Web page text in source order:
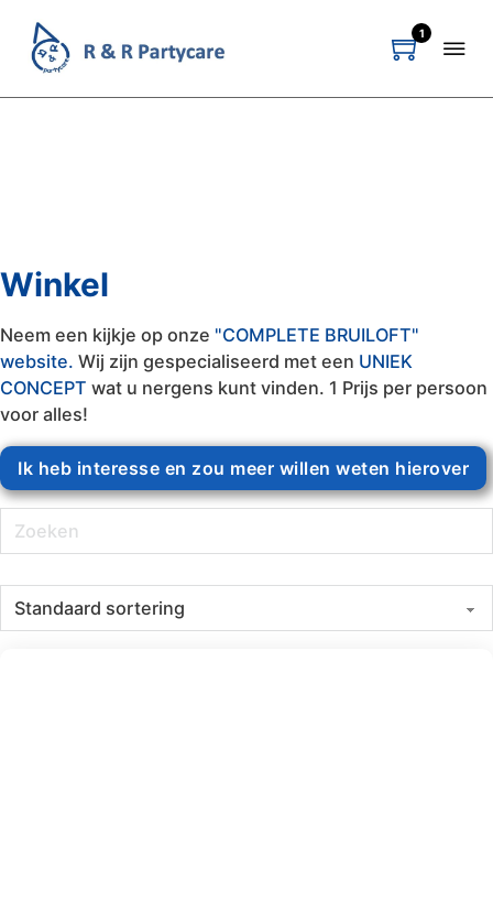
1
Winkel
Neem een kijkje op onze "COMPLETE BRUILOFT"
website. Wij zijn gespecialiseerd met een UNIEK
CONCEPT wat u nergens kunt vinden. 1 Prijs per persoon
voor alles!
Ik heb interesse en zou meer willen weten hierover